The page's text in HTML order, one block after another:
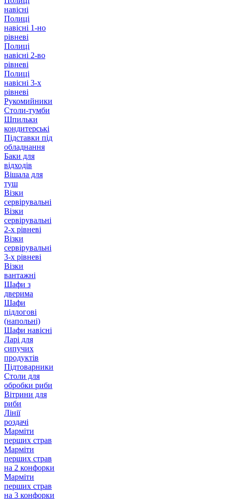
навісні
Полиці
навісні 1-но
рівневі
Полиці
навісні 2-во
рівневі
Полиці
навісні 3-х
рівневі
Рукомийники
Столи-тумби
Шпильки
кондитерські
Підставки під
обладнання
Баки для
відходів
Вішала для
туш
Візки
сервірувальні
Візки
сервірувальні
2-х рівневі
Візки
сервірувальні
3-х рівневі
Візки
вантажні
Шафи з
дверима
Шафи
підлогові
(напольні)
Шафи навісні
Ларі для
сипучих
продуктів
Підтоварники
Столи для
обробки риби
Вітрини для
риби
Лінії
роздачі
Марміти
перших страв
Марміти
перших страв
на 2 конфорки
Марміти
перших страв
на 3 конфорки